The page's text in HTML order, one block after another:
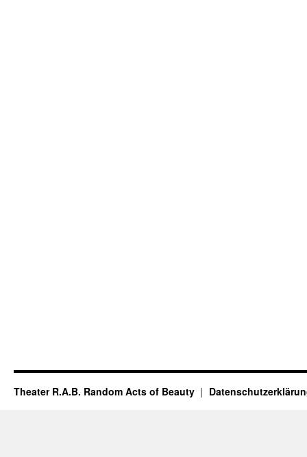
Theater R.A.B. Random Acts of Beauty